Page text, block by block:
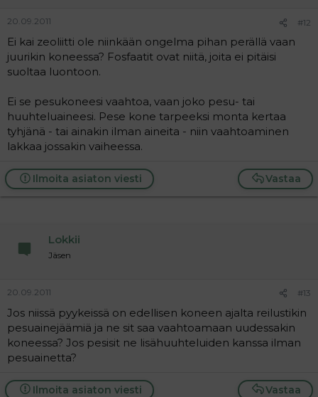
20.09.2011 #12
Ei kai zeoliitti ole niinkään ongelma pihan perällä vaan
juurikin koneessa? Fosfaatit ovat niitä, joita ei pitäisi
suoltaa luontoon.
Ei se pesukoneesi vaahtoa, vaan joko pesu- tai
huuhteluaineesi. Pese kone tarpeeksi monta kertaa
tyhjänä - tai ainakin ilman aineita - niin vaahtoaminen
lakkaa jossakin vaiheessa.
Vastaa
Ilmoita asiaton viesti
Lokkii
Jäsen
20.09.2011 #13
Jos niissä pyykeissä on edellisen koneen ajalta reilustikin
pesuainejäämiä ja ne sit saa vaahtoamaan uudessakin
koneessa? Jos pesisit ne lisähuuhteluiden kanssa ilman
pesuainetta?
Vastaa
Ilmoita asiaton viesti